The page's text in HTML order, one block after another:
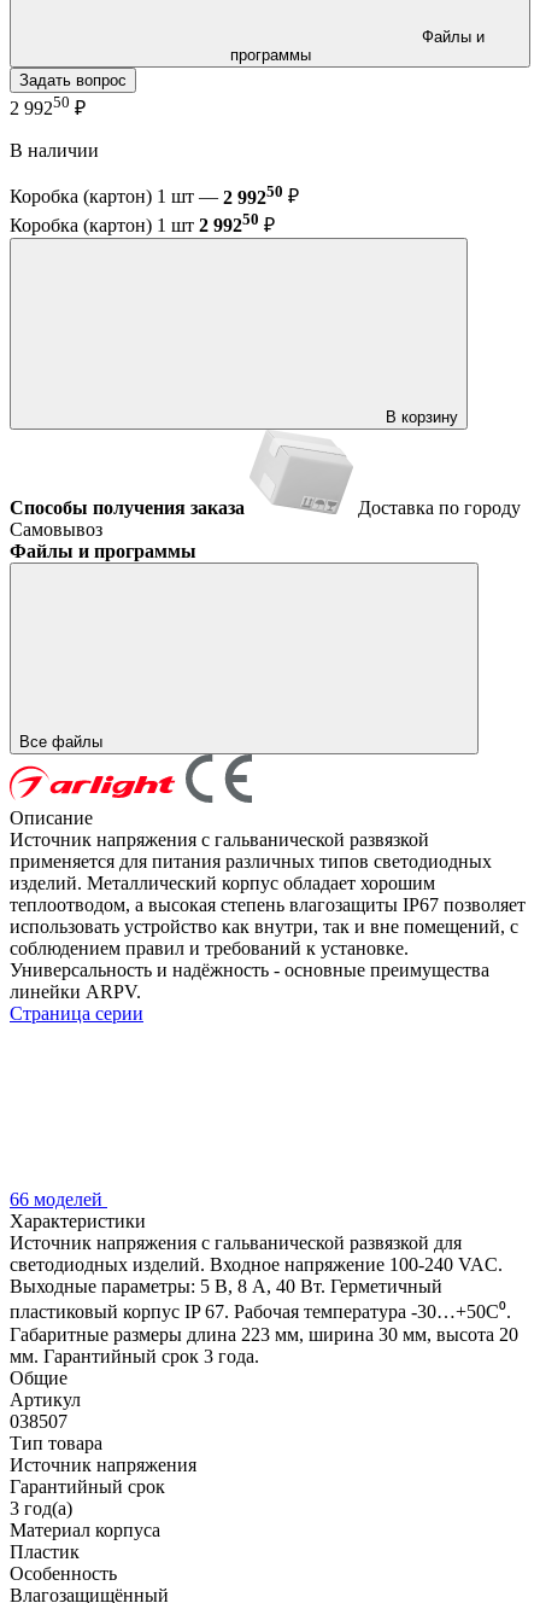
программы
Задать вопрос
2 99250 ₽
В наличии
Коробка (картон) 1 шт — 2 99250 ₽
Коробка (картон) 1 шт 2 99250 ₽
В корзину
Способы получения заказа
Доставка по городу
Самовывоз
Файлы и программы
Все файлы
Описание
Источник напряжения с гальванической развязкой
применяется для питания различных типов светодиодных
изделий. Металлический корпус обладает хорошим
теплоотводом, а высокая степень влагозащиты IP67 позволяет
использовать устройство как внутри, так и вне помещений, с
соблюдением правил и требований к установке.
Универсальность и надёжность - основные преимущества
линейки ARPV.
Страница серии
66 моделей
Характеристики
Источник напряжения с гальванической развязкой для
светодиодных изделий. Входное напряжение 100-240 VAC.
Выходные параметры: 5 В, 8 А, 40 Вт. Герметичный
пластиковый корпус IP 67. Рабочая температура -30…+50C⁰.
Габаритные размеры длина 223 мм, ширина 30 мм, высота 20
мм. Гарантийный срок 3 года.
Общие
Артикул
038507
Тип товара
Источник напряжения
Гарантийный срок
3 год(а)
Материал корпуса
Пластик
Особенность
Влагозащищённый